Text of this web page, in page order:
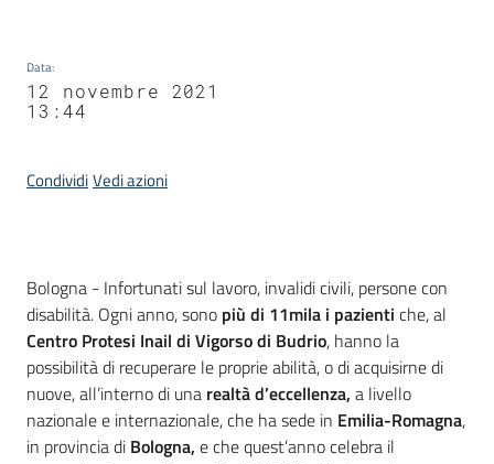
Data:
12 novembre 2021
13:44
CondividiVedi azioni
Contenuto
Bologna - Infortunati sul lavoro, invalidi civili, persone con
disabilità. Ogni anno, sono più di 11mila i pazienti che, al
Centro Protesi Inail di Vigorso di Budrio, hanno la
possibilità di recuperare le proprie abilità, o di acquisirne di
nuove, all’interno di una realtà d’eccellenza, a livello
nazionale e internazionale, che ha sede in Emilia-Romagna,
in provincia di Bologna, e che quest’anno celebra il